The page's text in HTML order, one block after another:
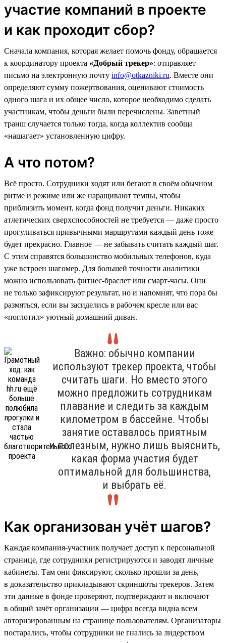
участие компаний в проекте
и как проходит сбор?
Сначала компания, которая желает помочь фонду, обращается
к координатору проекта «Добрый трекер»: отправляет
письмо на электронную почту info@otkazniki.ru. Вместе они
определяют сумму пожертвования, оценивают стоимость
одного шага и их общее число, которое необходимо сделать
участникам, чтобы деньги были перечислены. Заветный
транш случается только тогда, когда коллектив сообща
«нашагает» установленную цифру.
А что потом?
Всё просто. Сотрудники ходят или бегают в своём обычном
ритме и режиме или же наращивают темпы, чтобы
приблизить момент, когда фонд получит деньги. Никаких
атлетических сверхспособностей не требуется — даже просто
прогуливаться привычными маршрутами каждый день тоже
будет прекрасно. Главное — не забывать считать каждый шаг.
С этим справятся большинство мобильных телефонов, куда
уже встроен шагомер. Для большей точности аналитики
можно использовать фитнес-браслет или смарт-часы. Они
не только зафиксируют результат, но и напомнят, что пора бы
размяться, если вы засиделись в рабочем кресле или вас
«поглотил» уютный домашний диван.
Важно: обычно компании
используют трекер проекта, чтобы
считать шаги. Но вместо этого
можно предложить сотрудникам
плавание и следить за каждым
километром в бассейне. Чтобы
занятие оставалось приятным
и полезным, нужно лишь выяснить,
какая форма участия будет
оптимальной для большинства,
и выбрать её.
Как организован учёт шагов?
Каждая компания-участник получает доступ к персональной
странице, где сотрудники регистрируются и заводят личные
кабинеты. Там они фиксируют, сколько прошли за день,
в доказательство прикладывают скриншоты трекеров. Затем
эти данные в фонде проверяют, подтверждают и включают
в общий зачёт организации — цифра всегда видна всем
авторизированным на странице пользователям. Организаторы
постарались, чтобы сотрудники не гнались за лидерством